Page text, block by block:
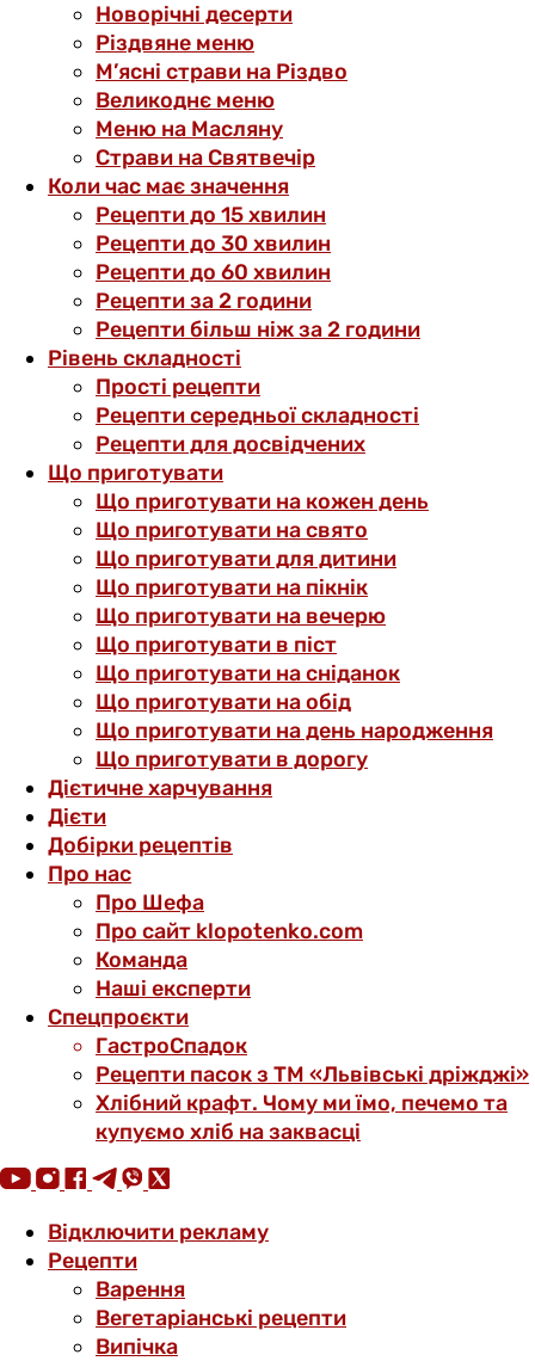
Новорічні десерти
Різдвяне меню
М’ясні страви на Різдво
Великоднє меню
Меню на Масляну
Страви на Святвечір
Коли час має значення
Рецепти до 15 хвилин
Рецепти до 30 хвилин
Рецепти до 60 хвилин
Рецепти за 2 години
Рецепти більш ніж за 2 години
Рівень складності
Прості рецепти
Рецепти середньої складності
Рецепти для досвідчених
Що приготувати
Що приготувати на кожен день
Що приготувати на свято
Що приготувати для дитини
Що приготувати на пікнік
Що приготувати на вечерю
Що приготувати в піст
Що приготувати на сніданок
Що приготувати на обід
Що приготувати на день народження
Що приготувати в дорогу
Дієтичне харчування
Дієти
Добірки рецептів
Про нас
Про Шефа
Про сайт klopotenko.com
Команда
Наші експерти
Спецпроєкти
ГастроСпадок
Рецепти пасок з ТМ «Львівські дріжджі»
Хлібний крафт. Чому ми їмо, печемо та
купуємо хліб на заквасці
Відключити рекламу
Рецепти
Варення
Вегетаріанські рецепти
Випічка